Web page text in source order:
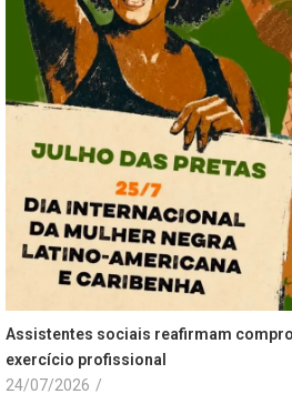
Assistentes sociais reafirmam
exercício profissional
24/07/2026 /